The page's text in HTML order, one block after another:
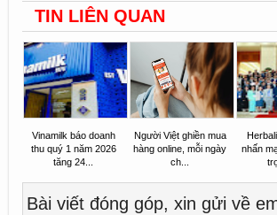
TIN LIÊN QUAN
Vinamilk báo doanh
thu quý 1 năm 2026
tăng 24...
Người Việt ghiền mua
hàng online, mỗi ngày
ch...
nhấn
Bài viết đóng góp, xin gửi về